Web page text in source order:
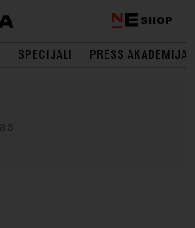
SHOP
SPECIJALI PRESS AKADEMIJA